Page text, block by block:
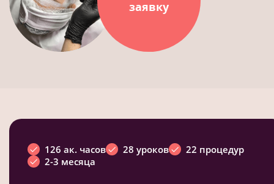
заявку
126 ак. часов 28 уроков
22 процедур
2-3 месяца